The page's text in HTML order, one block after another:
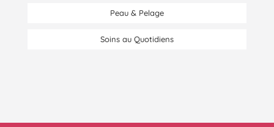
Peau & Pelage
Soins au Quotidiens